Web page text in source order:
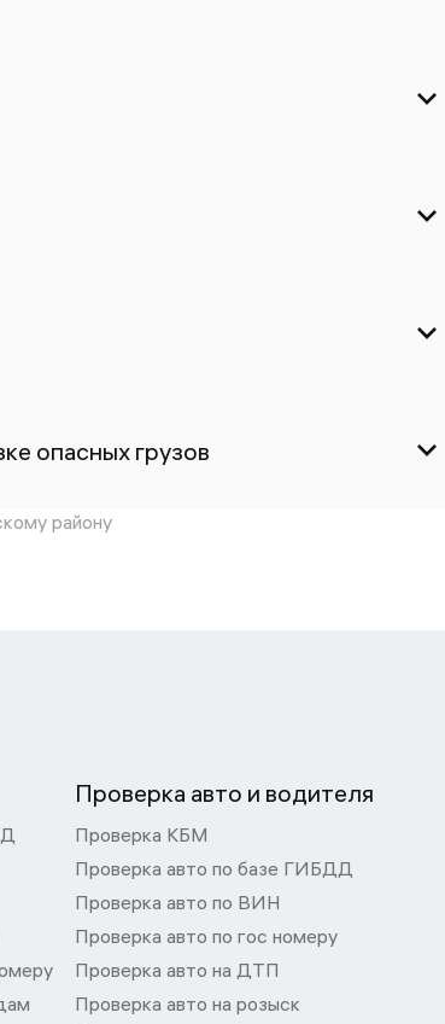
опасных грузов
району
Проверка авто и водителя
Проверка КБМ
Проверка авто по базе ГИБДД
Проверка авто по ВИН
Проверка авто по гос номеру
Проверка авто на ДТП
Проверка авто на розыск